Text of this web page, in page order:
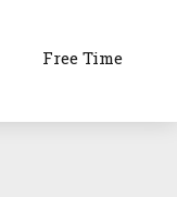
Free Time